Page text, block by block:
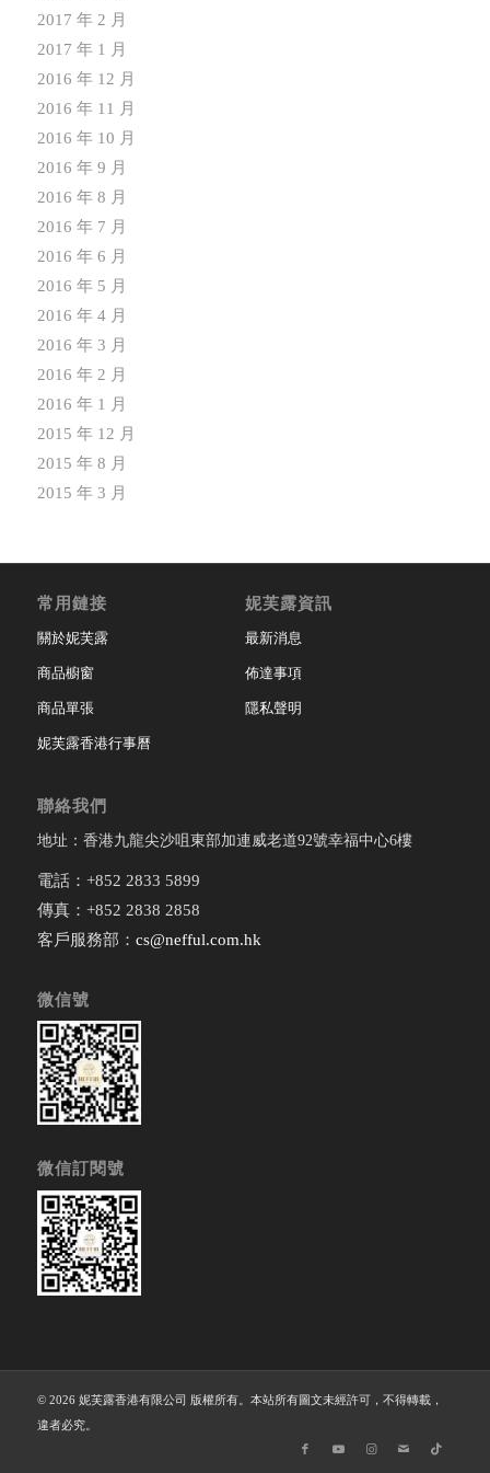
2017 年 2 月
2017 年 1 月
2016 年 12 月
2016 年 11 月
2016 年 10 月
2016 年 9 月
2016 年 8 月
2016 年 7 月
2016 年 6 月
2016 年 5 月
2016 年 4 月
2016 年 3 月
2016 年 2 月
2016 年 1 月
2015 年 12 月
2015 年 8 月
2015 年 3 月
常用鏈接
關於妮芙露
商品櫥窗
商品單張
妮芙露香港行事曆
妮芙露資訊
最新消息
佈達事項
隱私聲明
聯絡我們
地址：香港九龍尖沙咀東部加連威老道92號幸福中心6樓
電話：+852 2833 5899
傳真：+852 2838 2858
客戶服務部： cs@nefful.com.hk
微信號
微信訂閱號
© 2026 妮芙露香港有限公司 版權所有。本站所有圖文未經許可，不得轉載，
違者必究。